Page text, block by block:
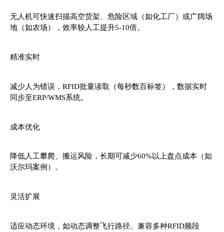
无人机可快速扫描高空货架、危险区域（如化工厂）或广阔场
地（如农场），效率较人工提升5-10倍。
精准实时
减少人为错误，RFID批量读取（每秒数百标签），数据实时
同步至ERP/WMS系统。
成本优化
降低人工攀爬、搬运风险，长期可减少60%以上盘点成本（如
沃尔玛案例）。
灵活扩展
适应动态环境，如动态调整飞行路径、兼容多种RFID频段